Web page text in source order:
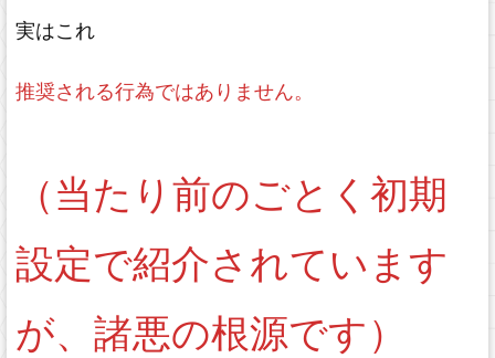
実はこれ
推奨される行為ではありません。
（当たり前のごとく初期
設定で紹介されています
が、諸悪の根源です）